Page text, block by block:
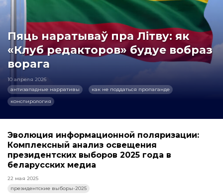
Пяць наратываў пра Літву: як
«Клуб редакторов» будуе вобраз
ворага
10 апреля 2026
антизападные нарративы
как не поддаться пропаганде
конспирология
Эволюция информационной поляризации:
Комплексный анализ освещения
президентских выборов 2025 года в
беларусских медиа
22 мая 2025
президентские выборы-2025